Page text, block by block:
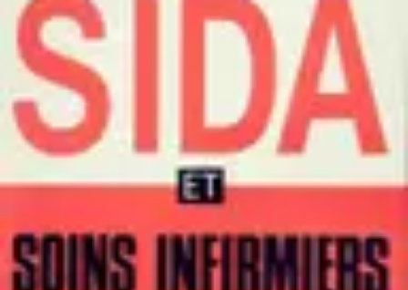
Infirmiers à Domicile
Pratiques et erreurs
Choix de l'infirmier
Technologie et
Innovation
Communication
Infirmiers à Domicile